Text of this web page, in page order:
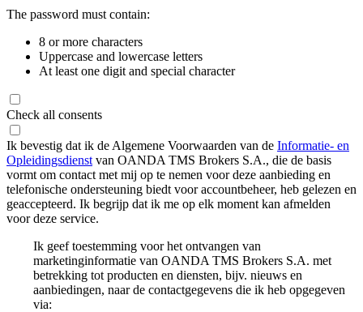
The password must contain:
8 or more characters
Uppercase and lowercase letters
At least one digit and special character
Check all consents
Ik bevestig dat ik de Algemene Voorwaarden van de Informatie- en
Opleidingsdienst van OANDA TMS Brokers S.A., die de basis
vormt om contact met mij op te nemen voor deze aanbieding en
telefonische ondersteuning biedt voor accountbeheer, heb gelezen en
geaccepteerd. Ik begrijp dat ik me op elk moment kan afmelden
voor deze service.
Ik geef toestemming voor het ontvangen van
marketinginformatie van OANDA TMS Brokers S.A. met
betrekking tot producten en diensten, bijv. nieuws en
aanbiedingen, naar de contactgegevens die ik heb opgegeven
via: